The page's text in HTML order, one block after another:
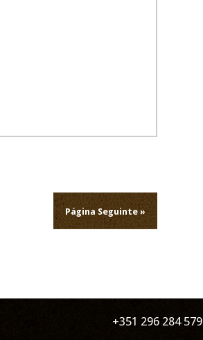
Página Seguinte »
+351 296 284 579